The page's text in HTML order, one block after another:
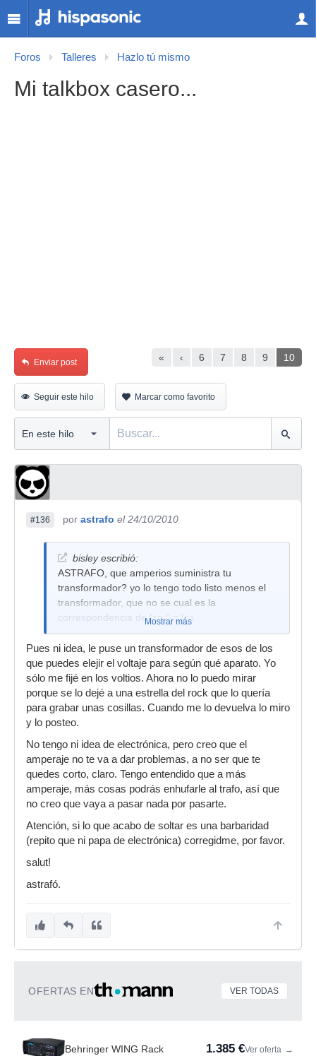
Foros Talleres Hazlo tú mismo
Mi talkbox casero...
« ‹ 6 7 8 9 10
Enviar post
Seguir este hilo Marcar como favorito
#136 por astrafo el 24/10/2010
bisley escribió:
ASTRAFO, que amperios suministra tu
transformador? yo lo tengo todo listo menos el
transformador, que no se cual es la
correspondencia de las 6 pilas
Mostrar más
Pues ni idea, le puse un transformador de esos de los
que puedes elejir el voltaje para según qué aparato. Yo
sólo me fijé en los voltios. Ahora no lo puedo mirar
porque se lo dejé a una estrella del rock que lo quería
para grabar unas cosillas. Cuando me lo devuelva lo miro
y lo posteo.
No tengo ni idea de electrónica, pero creo que el
amperaje no te va a dar problemas, a no ser que te
quedes corto, claro. Tengo entendido que a más
amperaje, más cosas podrás enhufarle al trafo, así que
no creo que vaya a pasar nada por pasarte.
Atención, si lo que acabo de soltar es una barbaridad
(repito que ni papa de electrónica) corregidme, por favor.
salut!
astrafó.
OFERTAS EN VER TODAS
Behringer WING Rack 1.385 €Ver oferta →